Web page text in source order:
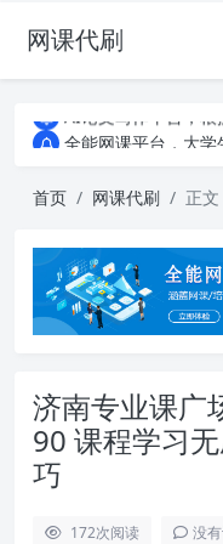
网课代刷
AI论文写作平台，根
全能网课平台，大学生网课、
全能网课平台，大学生网课
首页 网课代刷 正文
济南专业课广
90 课程学习
巧
172次阅读 没